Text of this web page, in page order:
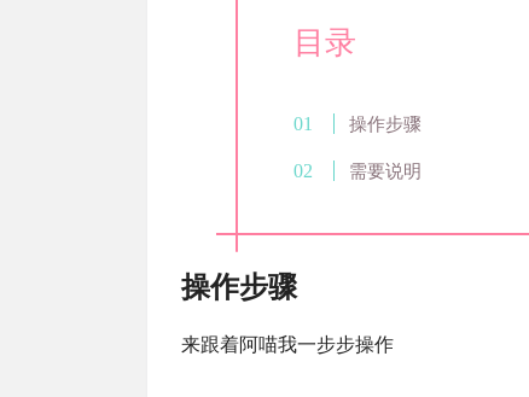
目录
操作步骤
需要说明
操作步骤
来跟着阿喵我一步步操作